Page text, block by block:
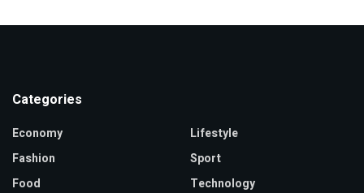
Categories
Economy
Fashion
Food
Lifestyle
Sport
Technology